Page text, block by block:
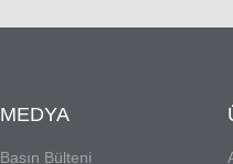
MEDYA
Basın Bülteni